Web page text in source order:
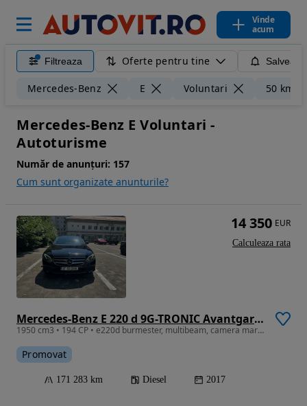
Vinde
acum
Filtreaza Oferte pentru tine
Mercedes-Benz E Voluntari 50 km
Mercedes-Benz E Voluntari -
Autoturisme
Număr de anunțuri: 157
Cum sunt organizate anunturile?
Mercedes-Benz E 220 d 9G-TRONIC Avantgarde
1950 cm3 • 194 CP • e220d burmester, multibeam, camera marșarier etc.
Promovat
171 283 km Diesel 2017
14 350 EUR
Calculeaza rata